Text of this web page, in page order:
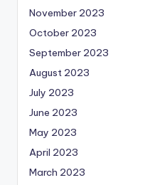
November 2023
October 2023
September 2023
August 2023
July 2023
June 2023
May 2023
April 2023
March 2023